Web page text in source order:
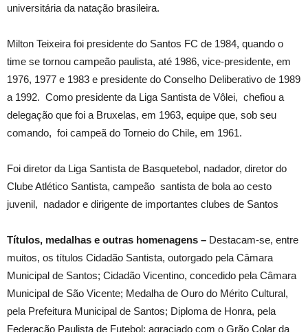
universitária da natação brasileira.
Milton Teixeira foi presidente do Santos FC de 1984, quando o
time se tornou campeão paulista, até 1986, vice-presidente, em
1976, 1977 e 1983 e presidente do Conselho Deliberativo de 1989
a 1992. Como presidente da Liga Santista de Vôlei, chefiou a
delegação que foi a Bruxelas, em 1963, equipe que, sob seu
comando, foi campeã do Torneio do Chile, em 1961.
Foi diretor da Liga Santista de Basquetebol, nadador, diretor do
Clube Atlético Santista, campeão santista de bola ao cesto
juvenil, nadador e dirigente de importantes clubes de Santos
Títulos, medalhas e outras homenagens – Destacam-se, entre
muitos, os títulos Cidadão Santista, outorgado pela Câmara
Municipal de Santos; Cidadão Vicentino, concedido pela Câmara
Municipal de São Vicente; Medalha de Ouro do Mérito Cultural,
pela Prefeitura Municipal de Santos; Diploma de Honra, pela
Federação Paulista de Futebol; agraciado com o Grão Colar da